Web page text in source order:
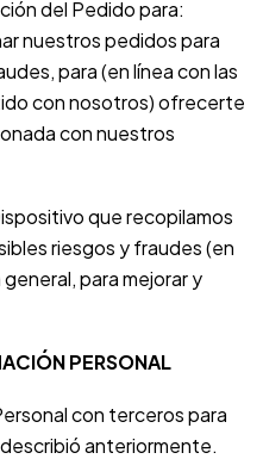
del Pedido para:
nuestros pedidos para
para (en línea con las
con nosotros) ofrecerte
con nuestros
que recopilamos
riesgos y fraudes (en
para mejorar y
PERSONAL
con terceros para
anteriormente.